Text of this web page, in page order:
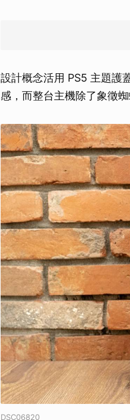
設計概念活用 PS5 主題護
感，而整台主機除了象徵
DSC06820